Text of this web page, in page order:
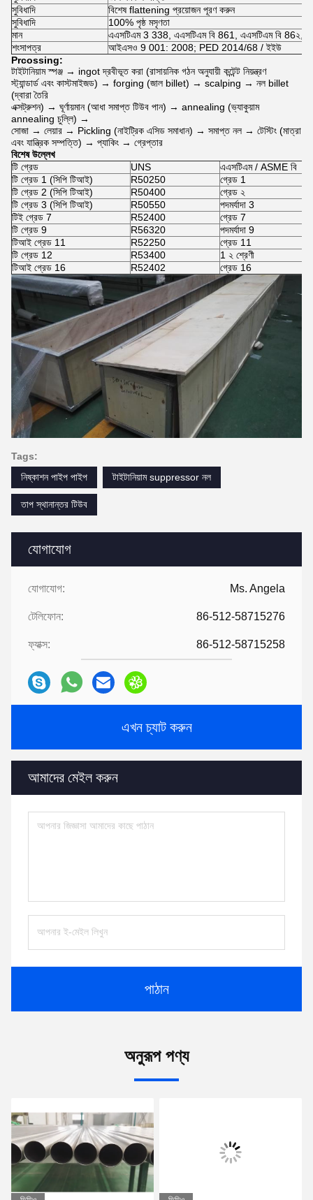
যোগাযোগ
যোগাযোগ: Ms. Angela
টেলিফোন: 86-512-58715276
ফ্যাক্স: 86-512-58715258
এখন চ্যাট করুন
আমাদের মেইল করুন
পাঠান
সুবিধাদি
বিশেষ flattening প্রয়োজন পূরণ করুন
সুবিধাদি
100% পৃষ্ঠ মসৃণতা
মান
এএসটিএম 3 338, এএসটিএম বি 861, এএসটিএম বি 86২,
শংসাপত্র
আইএসও 9 001: 2008; PED 2014/68 / ইইউ
Prcossing:
টাইটানিয়াম স্পঞ্জ → ingot দ্রবীভূত করা (রাসায়নিক গঠন অনুযায়ী কন্টেন্ট নিয়ন্ত্রণ
স্ট্যান্ডার্ড এবং কাস্টমাইজড) → forging (জাল billet) → scalping → নল billet
(দ্বারা তৈরি
এক্সট্রুশন) → ঘূর্ণায়মান (আধা সমাপ্ত টিউব পান) → annealing (ভ্যাকুয়াম
annealing চুল্লি) →
সোজা → লেয়ার → Pickling (নাইট্রিক এসিড সমাধান) → সমাপ্ত নল → টেস্টিং (মাত্রা
এবং যান্ত্রিক সম্পত্তি) → প্যাকিং → গ্রেপ্তার
বিশেষ উল্লেখ
টি গ্রেড
UNS এএসটিএম / ASME বি
টি গ্রেড 1 (সিপি টিআই)
R50250 গ্রেড 1
টি গ্রেড 2 (সিপি টিআই)
R50400 গ্রেড ২
টি গ্রেড 3 (সিপি টিআই)
R50550 পদমর্যাদা 3
টিই গ্রেড 7
R52400 গ্রেড 7
টি গ্রেড 9
R56320 পদমর্যাদা 9
টিআই গ্রেড 11
R52250 গ্রেড 11
টি গ্রেড 12
R53400 1 ২ শ্রেণী
টিআই গ্রেড 16
R52402 গ্রেড 16
Tags:
নিষ্কাশন পাইপ পাইপ
টাইটানিয়াম suppressor নল
তাপ স্থানান্তর টিউব
অনুরূপ পণ্য